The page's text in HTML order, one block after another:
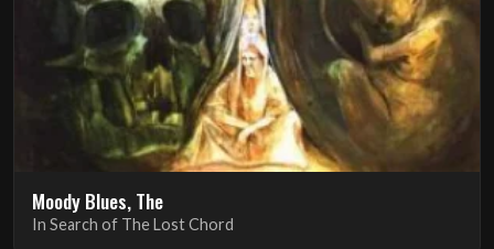
Moody Blues, The
In Search of The Lost Chord